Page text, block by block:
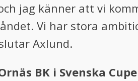
jag känner att vi
Vi har stora
Axlund.
BK i Svenska